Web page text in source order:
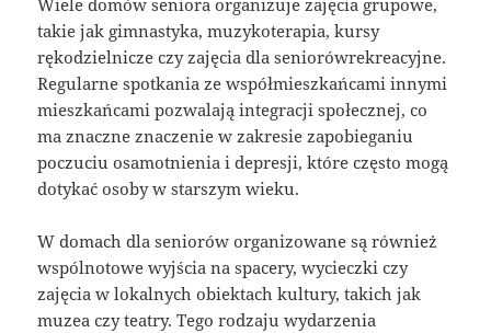
Wiele domów seniora organizuje zajęcia grupowe,
takie jak gimnastyka, muzykoterapia, kursy
rękodzielnicze czy zajęcia dla seniorówrekreacyjne.
Regularne spotkania ze współmieszkańcami innymi
mieszkańcami pozwalają integracji społecznej, co
ma znaczne znaczenie w zakresie zapobieganiu
poczuciu osamotnienia i depresji, które często mogą
dotykać osoby w starszym wieku.
W domach dla seniorów organizowane są również
wspólnotowe wyjścia na spacery, wycieczki czy
zajęcia w lokalnych obiektach kultury, takich jak
muzea czy teatry. Tego rodzaju wydarzenia